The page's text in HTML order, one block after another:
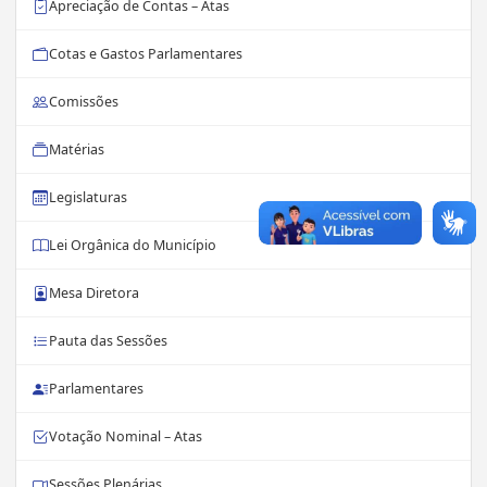
Apreciação de Contas – Atas
Cotas e Gastos Parlamentares
Comissões
Matérias
Legislaturas
Lei Orgânica do Município
Mesa Diretora
Pauta das Sessões
Parlamentares
Votação Nominal – Atas